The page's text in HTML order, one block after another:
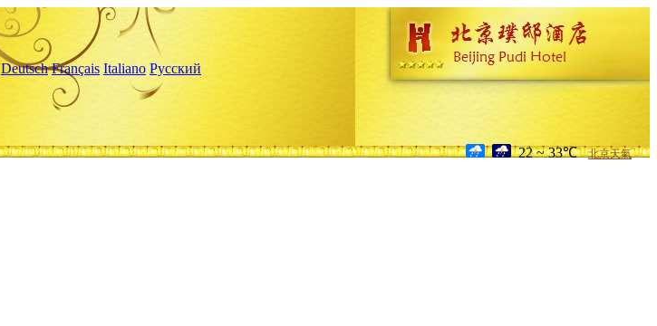
Deutsch Français Italiano Русский
22 ~ 33℃ 北京天氣